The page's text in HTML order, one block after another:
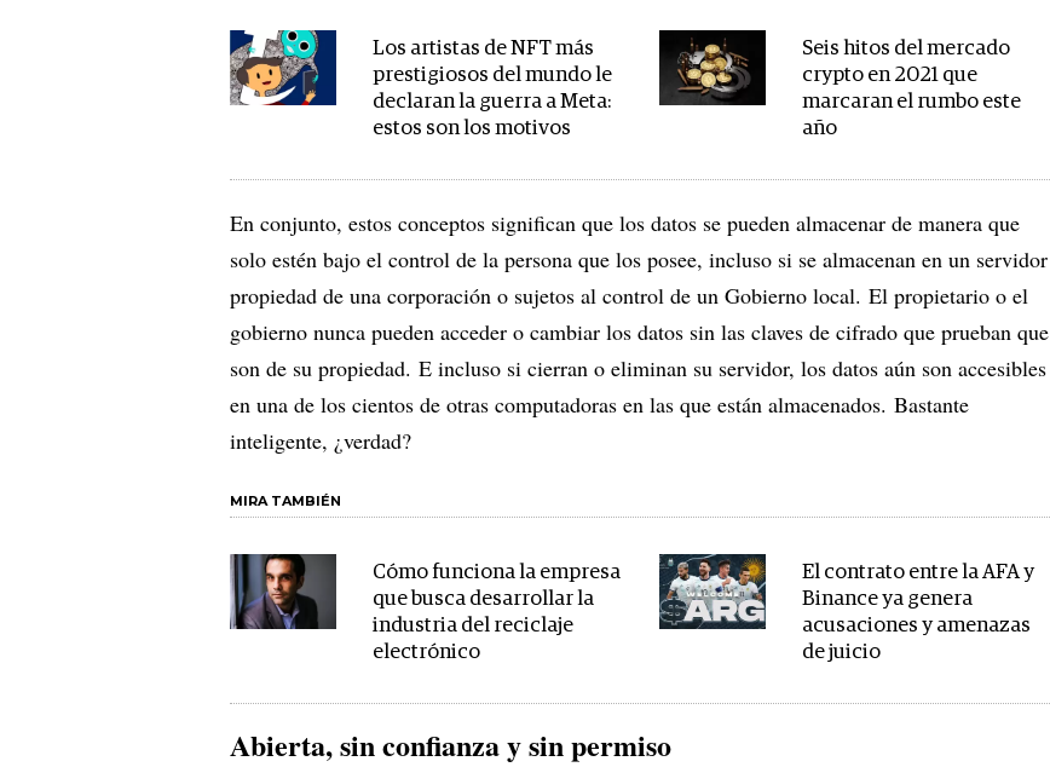
Los artistas de NFT más
prestigiosos del mundo le
declaran la guerra a Meta:
estos son los motivos
Seis hitos del mercado
crypto en 2021 que
marcaran el rumbo este
año
En conjunto, estos conceptos significan que los datos se pueden almacenar de manera que
solo estén bajo el control de la persona que los posee, incluso si se almacenan en un servidor
propiedad de una corporación o sujetos al control de un Gobierno local. El propietario o el
gobierno nunca pueden acceder o cambiar los datos sin las claves de cifrado que prueban que
son de su propiedad. E incluso si cierran o eliminan su servidor, los datos aún son accesibles
en una de los cientos de otras computadoras en las que están almacenados. Bastante
inteligente, ¿verdad?
MIRA TAMBIÉN
Cómo funciona la empresa
que busca desarrollar la
industria del reciclaje
electrónico
El contrato entre la AFA y
Binance ya genera
acusaciones y amenazas
de juicio
Abierta, sin confianza y sin permiso